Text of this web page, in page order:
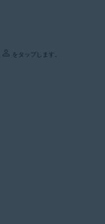
をタップします。